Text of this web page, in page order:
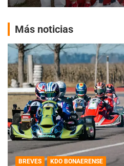
Más noticias
BREVES KDO BONAERENSE